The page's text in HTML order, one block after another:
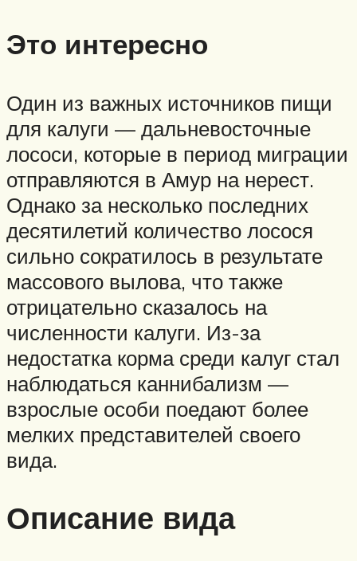
Это интересно
Один из важных источников пищи
для калуги — дальневосточные
лососи, которые в период миграции
отправляются в Амур на нерест.
Однако за несколько последних
десятилетий количество лосося
сильно сократилось в результате
массового вылова, что также
отрицательно сказалось на
численности калуги. Из-за
недостатка корма среди калуг стал
наблюдаться каннибализм —
взрослые особи поедают более
мелких представителей своего
вида.
Описание вида